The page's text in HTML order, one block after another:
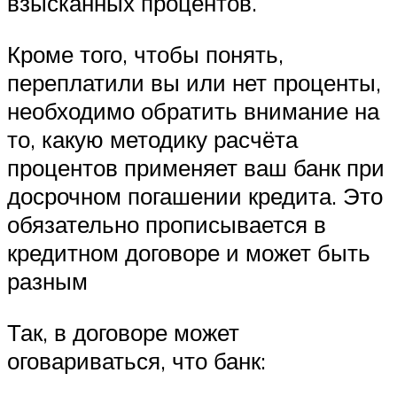
Кроме того, чтобы понять,
переплатили вы или нет проценты,
необходимо обратить внимание на
то, какую методику расчёта
процентов применяет ваш банк при
досрочном погашении кредита. Это
обязательно прописывается в
кредитном договоре и может быть
разным
Так, в договоре может
оговариваться, что банк: